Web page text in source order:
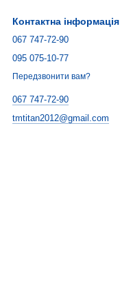
Контактна інформація
067 747-72-90
095 075-10-77
Передзвонити вам?
067 747-72-90
tmtitan2012@gmail.com